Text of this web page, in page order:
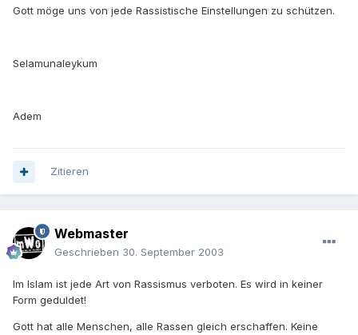
Gott möge uns von jede Rassistische Einstellungen zu schützen.
Selamunaleykum
Adem
Zitieren
Webmaster
Geschrieben 30. September 2003
Im Islam ist jede Art von Rassismus verboten. Es wird in keiner
Form geduldet!
Gott hat alle Menschen, alle Rassen gleich erschaffen. Keine